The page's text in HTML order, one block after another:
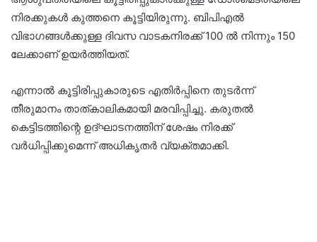
നിരക്കുകൾ കുത്തനെ കൂട്ടിയിരുന്നു. ബിപിഎൽ
വിഭാഗങ്ങൾക്കുള്ള ദിവസ വാടകനിരക്ക് 100 ൽ നിന്നും 150
ലേക്കാണ് ഉയർത്തിയത്.
എന്നാൽ കൂട്ടിരിപ്പുകാരുടെ എതിർപ്പിനെ തുടർന്ന്
തീരുമാനം താത്കാലികമായി മരവിപ്പിച്ചു. കരുതൽ
കെട്ടിടത്തിന്റെ ഉദ്ഘാടനത്തിന് ശേഷം നിരക്ക്
വർധിപ്പിക്കുമെന്ന് അധികൃതർ വ്യക്തമാക്കി.